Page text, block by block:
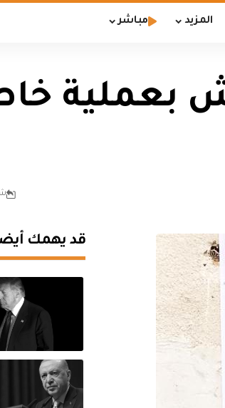
المزيد مباشر
داعش بعملية
قد يهمك